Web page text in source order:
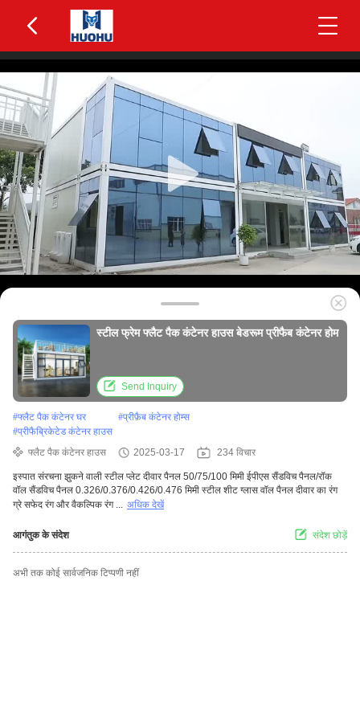
स्टील फ्रेम फ्लैट पैक कंटेनर हाउस बेडरूम प्रीफैब कंटेनर होम
Send Inquiry
#फ्लैट पैक कंटेनर घर #प्रीफ़ैब कंटेनर होम्स
#प्रीफैब्रिकेटेड कंटेनर हाउस
फ्लैट पैक कंटेनर हाउस
2025-03-17 234 विचार
इस्पात संरचना झुकने वाली स्टील प्लेट दीवार पैनल 50/75/100 मिमी ईपीएस सैंडविच पैनल/रॉक
वॉल सैंडविच पैनल 0.326/0.376/0.426/0.476 मिमी स्टील शीट ग्लास वॉल पैनल दीवार का रंग
ग्रे सफेद रंग और वैकल्पिक रंग ... अधिक देखें
आगंतुक के संदेश संदेश छोड़ें
अभी तक कोई सार्वजनिक टिप्पणी नहीं